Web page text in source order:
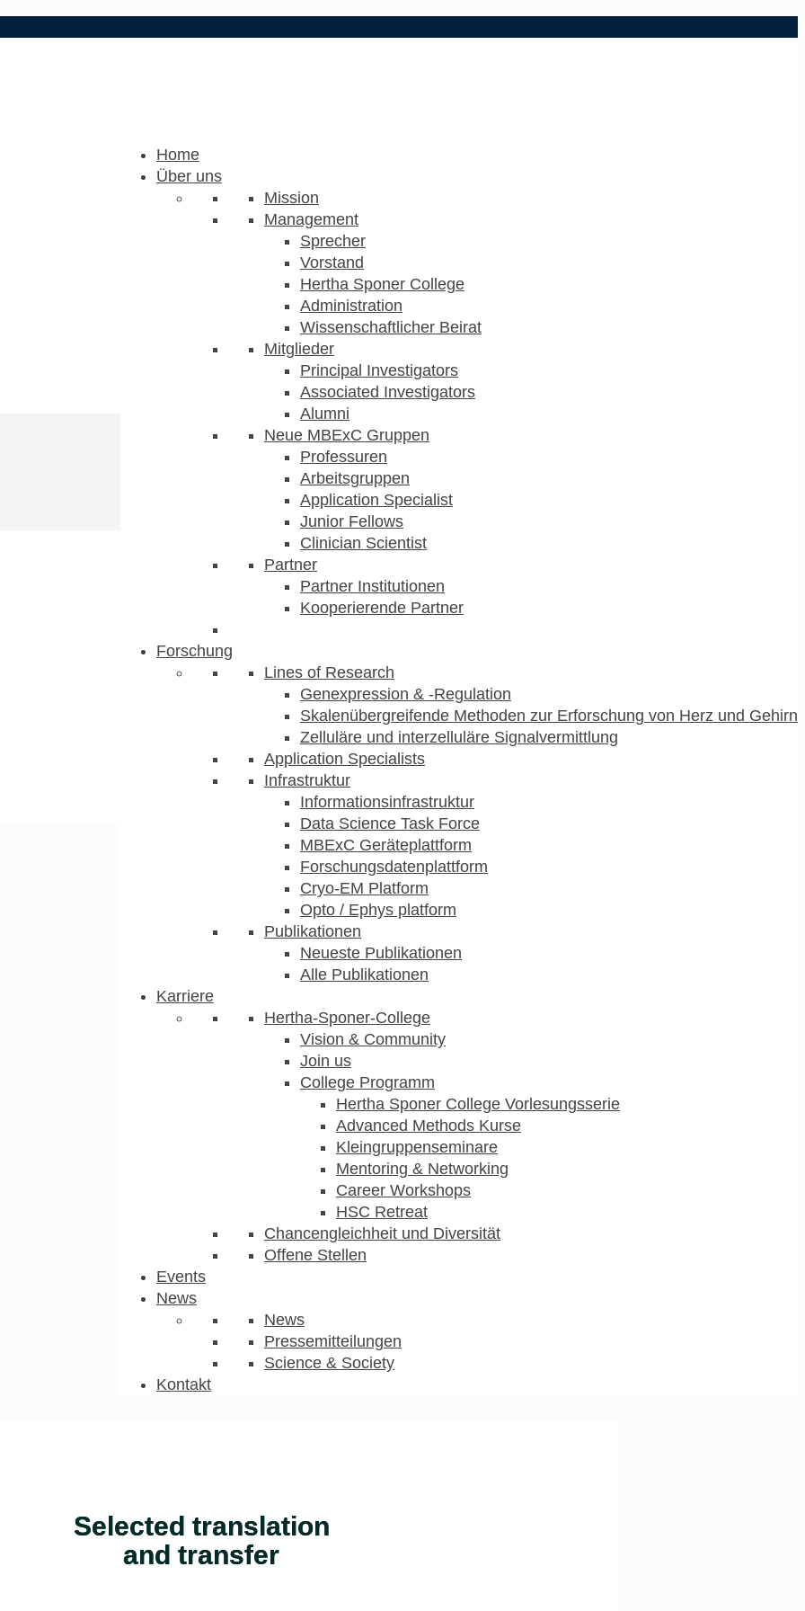
Home
Über uns
Mission
Management
Sprecher
Vorstand
Hertha Sponer College
Administration
Wissenschaftlicher Beirat
Mitglieder
Principal Investigators
Associated Investigators
Alumni
Neue MBExC Gruppen
Professuren
Arbeitsgruppen
Application Specialist
Junior Fellows
Clinician Scientist
Partner
Partner Institutionen
Kooperierende Partner
Forschung
Lines of Research
Genexpression & -Regulation
Skalenübergreifende Methoden zur Erforschung von Herz und Gehirn
Zelluläre und interzelluläre Signalvermittlung
Application Specialists
Infrastruktur
Informationsinfrastruktur
Data Science Task Force
MBExC Geräteplattform
Forschungsdatenplattform
Cryo-EM Platform
Opto / Ephys platform
Publikationen
Neueste Publikationen
Alle Publikationen
Karriere
Hertha-Sponer-College
Vision & Community
Join us
College Programm
Hertha Sponer College Vorlesungsserie
Advanced Methods Kurse
Kleingruppenseminare
Mentoring & Networking
Career Workshops
HSC Retreat
Chancengleichheit und Diversität
Offene Stellen
Events
News
News
Pressemitteilungen
Science & Society
Kontakt
Selected translation
and transfer